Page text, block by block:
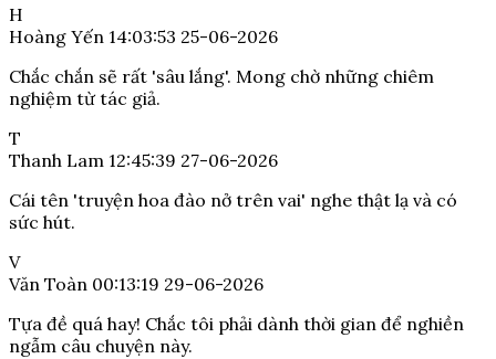
H
Hoàng Yến 14:03:53 25-06-2026
Chắc chắn sẽ rất 'sâu lắng'. Mong chờ những chiêm
nghiệm từ tác giả.
T
Thanh Lam 12:45:39 27-06-2026
Cái tên 'truyện hoa đào nở trên vai' nghe thật lạ và có
sức hút.
V
Văn Toàn 00:13:19 29-06-2026
Tựa đề quá hay! Chắc tôi phải dành thời gian để nghiền
ngẫm câu chuyện này.